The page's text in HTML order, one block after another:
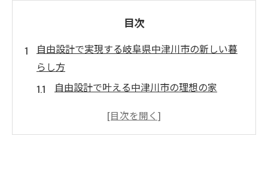
目次
自由設計で実現する岐阜県中津川市の新しい暮
らし方
自由設計で叶える中津川市の理想の家
クローゼットの配置が変える生活スタイル